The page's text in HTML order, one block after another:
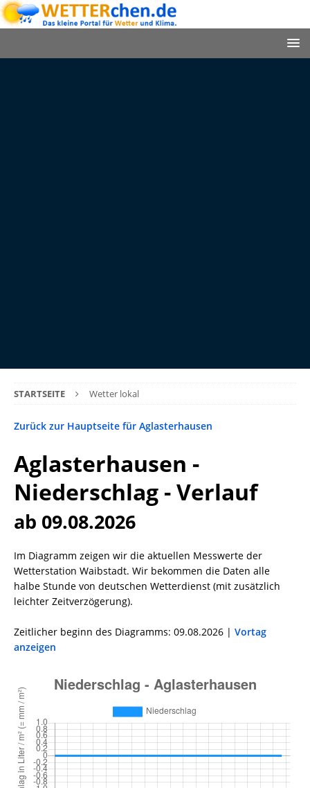
STARTSEITE Wetter lokal
Zurück zur Hauptseite für Aglasterhausen
Aglasterhausen -
Niederschlag - Verlauf
ab 09.08.2026
Im Diagramm zeigen wir die aktuellen Messwerte der
Wetterstation Waibstadt. Wir bekommen die Daten alle
halbe Stunde von deutschen Wetterdienst (mit zusätzlich
leichter Zeitverzögerung).
Zeitlicher beginn des Diagramms: 09.08.2026 | Vortag
anzeigen